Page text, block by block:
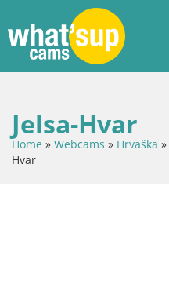
Jelsa-Hvar
Home » Webcams » Hrvaška »
Hvar